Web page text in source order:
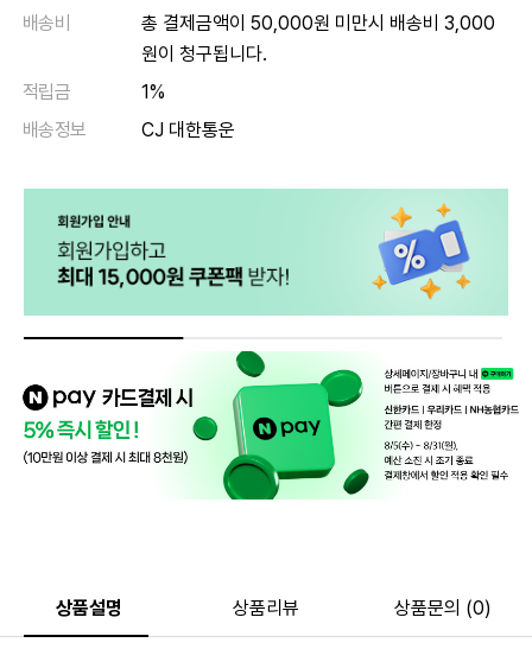
배송비
총 결제금액이 50,000원 미만시 배송비 3,000
원이 청구됩니다.
적립금
1%
배송정보
CJ 대한통운
상품설명 상품리뷰 상품문의 (0)